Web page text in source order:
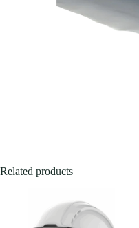
Related products